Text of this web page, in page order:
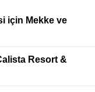
için Mekke ve
Resort &